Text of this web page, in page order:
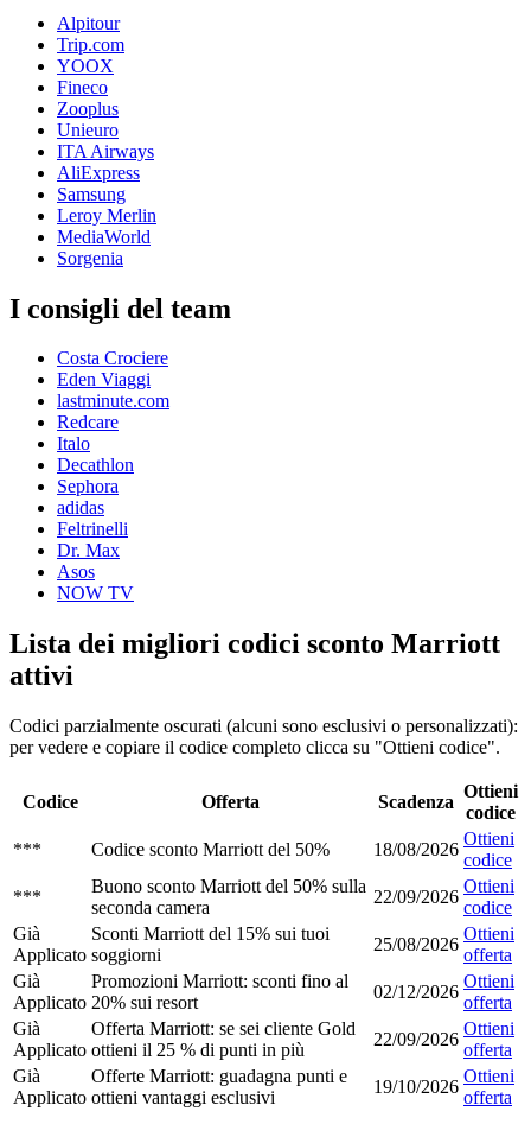
Alpitour
Trip.com
YOOX
Fineco
Zooplus
Unieuro
ITA Airways
AliExpress
Samsung
Leroy Merlin
MediaWorld
Sorgenia
I consigli del team
Costa Crociere
Eden Viaggi
lastminute.com
Redcare
Italo
Decathlon
Sephora
adidas
Feltrinelli
Dr. Max
Asos
NOW TV
Lista dei migliori codici sconto Marriott
attivi
Codici parzialmente oscurati (alcuni sono esclusivi o personalizzati):
per vedere e copiare il codice completo clicca su "Ottieni codice".
Codice Offerta Scadenza
Ottieni
codice
***
Codice sconto Marriott del 50% 18/08/2026
Ottieni
codice
***
Buono sconto Marriott del 50% sulla
seconda camera
22/09/2026
Ottieni
codice
Già
Applicato
Sconti Marriott del 15% sui tuoi
soggiorni
25/08/2026
Ottieni
offerta
Già
Applicato
Promozioni Marriott: sconti fino al
20% sui resort
02/12/2026
Ottieni
offerta
Già
Applicato
Offerta Marriott: se sei cliente Gold
ottieni il 25 % di punti in più
22/09/2026
Ottieni
offerta
Già
Applicato
Offerte Marriott: guadagna punti e
ottieni vantaggi esclusivi
19/10/2026
Ottieni
offerta